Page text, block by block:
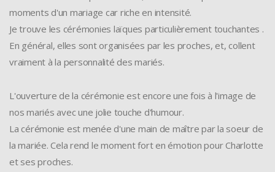
moments d'un mariage car riche en intensité.
Je trouve les cérémonies laïques particulièrement touchantes .
En général, elles sont organisées par les proches, et, collent
vraiment à la personnalité des mariés.
L'ouverture de la cérémonie est encore une fois à l'image de
nos mariés avec une jolie touche d'humour.
La cérémonie est menée d'une main de maître par la soeur de
la mariée. Cela rend le moment fort en émotion pour Charlotte
et ses proches.